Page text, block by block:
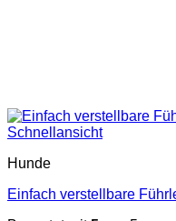
Schnellansicht
Hunde
Einfach verstellbare